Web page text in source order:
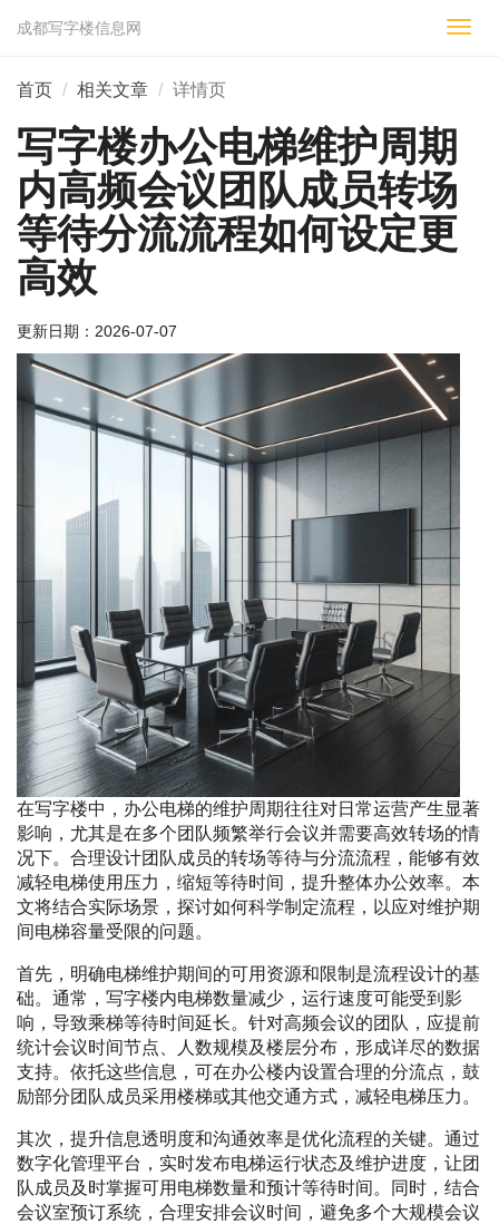
切
成都写字楼信息网
首页 相关文章 详情页
写字楼办公电梯维护周期
内高频会议团队成员转场
等待分流流程如何设定更
高效
更新日期： 2026-07-07
在写字楼中，办公电梯的维护周期往往对日常运营产生显著
影响，尤其是在多个团队频繁举行会议并需要高效转场的情
况下。合理设计团队成员的转场等待与分流流程，能够有效
减轻电梯使用压力，缩短等待时间，提升整体办公效率。本
文将结合实际场景，探讨如何科学制定流程，以应对维护期
间电梯容量受限的问题。
首先，明确电梯维护期间的可用资源和限制是流程设计的基
础。通常，写字楼内电梯数量减少，运行速度可能受到影
响，导致乘梯等待时间延长。针对高频会议的团队，应提前
统计会议时间节点、人数规模及楼层分布，形成详尽的数据
支持。依托这些信息，可在办公楼内设置合理的分流点，鼓
励部分团队成员采用楼梯或其他交通方式，减轻电梯压力。
其次，提升信息透明度和沟通效率是优化流程的关键。通过
数字化管理平台，实时发布电梯运行状态及维护进度，让团
队成员及时掌握可用电梯数量和预计等待时间。同时，结合
会议室预订系统，合理安排会议时间，避免多个大规模会议